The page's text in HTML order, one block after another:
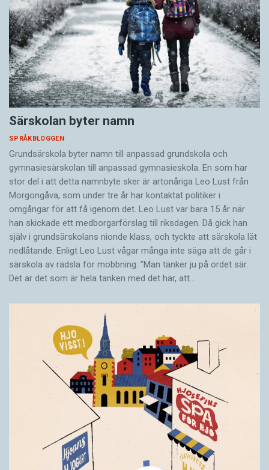
Särskolan byter namn
SPRÅKBLOGGEN
Grundsärskola byter namn till anpassad grundskola och
gymnasiesärskolan till anpassad gymnasieskola. En som har
stor del i att detta namnbyte sker är artonåriga Leo Lust från
Morgongåva, som under tre år har kontaktat politiker i
omgångar för att få igenom det. Leo Lust var bara 15 år när
han skickade ett medborgarförslag till riksdagen. Då gick han
själv i grundsärskolans nionde klass, och tyckte att särskola lät
nedlåtande. Enligt Leo Lust vågar många inte säga att de går i
särskola av rädsla för mobbning: ”Man tänker ju på ordet sär.
Det är det som är hela tanken med det här, att…